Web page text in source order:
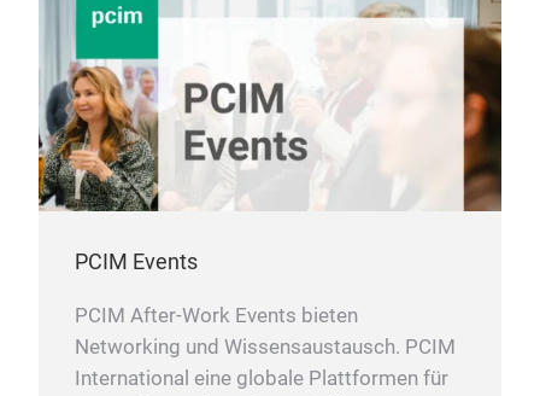
PCIM Events
PCIM After-Work Events bieten
Networking und Wissensaustausch. PCIM
International eine globale Plattformen für